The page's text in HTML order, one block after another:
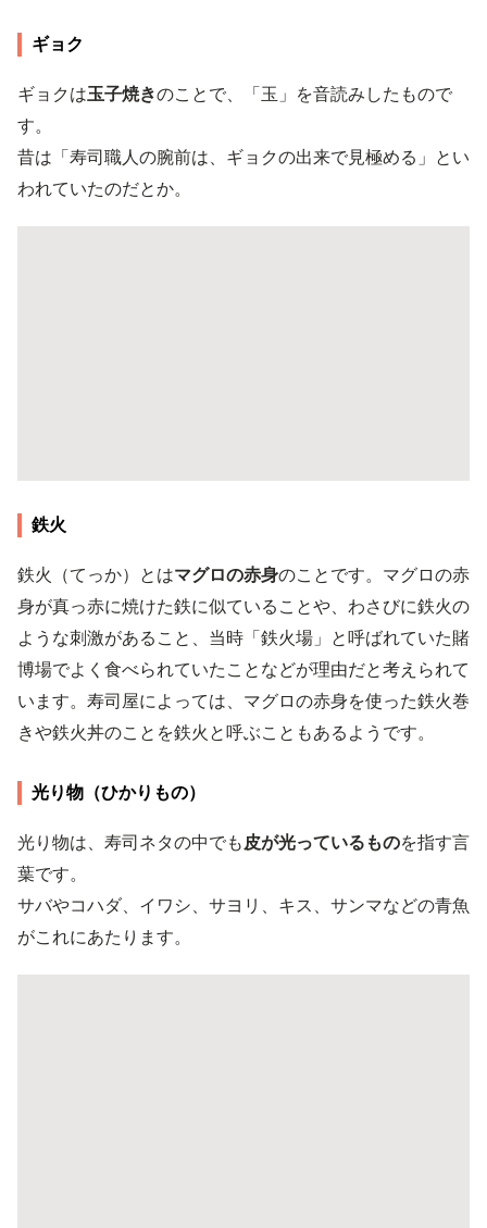
ギョク
ギョクは玉子焼きのことで、「玉」を音読みしたもので
す。
昔は「寿司職人の腕前は、ギョクの出来で見極める」とい
われていたのだとか。
鉄火
鉄火（てっか）とはマグロの赤身のことです。マグロの赤
身が真っ赤に焼けた鉄に似ていることや、わさびに鉄火の
ような刺激があること、当時「鉄火場」と呼ばれていた賭
博場でよく食べられていたことなどが理由だと考えられて
います。寿司屋によっては、マグロの赤身を使った鉄火巻
きや鉄火丼のことを鉄火と呼ぶこともあるようです。
光り物（ひかりもの）
光り物は、寿司ネタの中でも皮が光っているものを指す言
葉です。
サバやコハダ、イワシ、サヨリ、キス、サンマなどの青魚
がこれにあたります。